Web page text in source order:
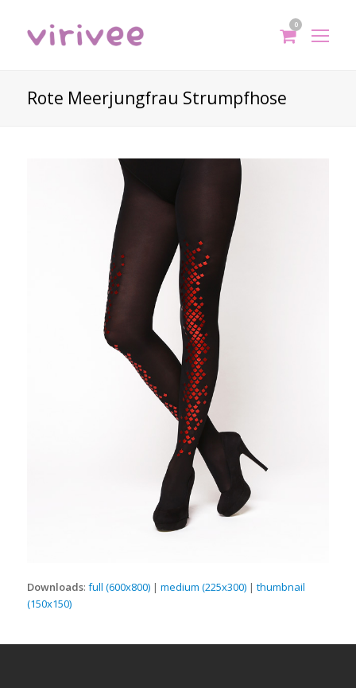
0
Rote Meerjungfrau Strumpfhose
Downloads: full (600x800)| medium (225x300)| thumbnail
(150x150)